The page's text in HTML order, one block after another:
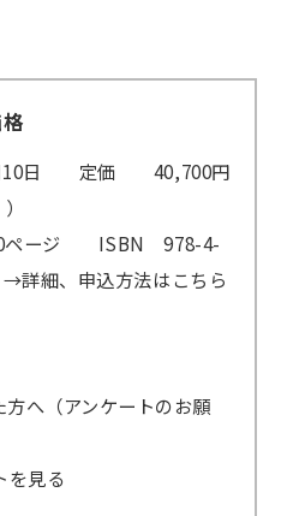
10日 定価 40,700円
ージ ISBN 978-4-
→詳細、申込方法はこちら
へ（アンケートのお願
見る